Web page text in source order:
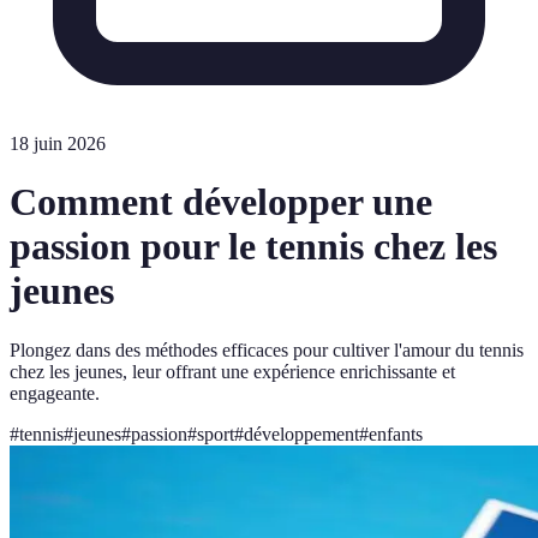
18 juin 2026
Comment développer une
passion pour le tennis chez les
jeunes
Plongez dans des méthodes efficaces pour cultiver l'amour du tennis
chez les jeunes, leur offrant une expérience enrichissante et
engageante.
#tennis#jeunes#passion#sport#développement#enfants